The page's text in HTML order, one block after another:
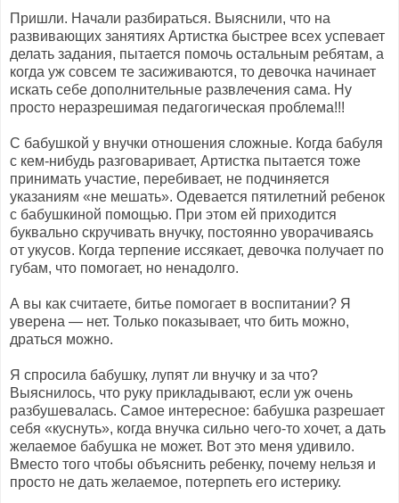
Пришли. Начали разбираться. Выяснили, что на
развивающих занятиях Артистка быстрее всех успевает
делать задания, пытается помочь остальным ребятам, а
когда уж совсем те засиживаются, то девочка начинает
искать себе дополнительные развлечения сама. Ну
просто неразрешимая педагогическая проблема!!!
С бабушкой у внучки отношения сложные. Когда бабуля
с кем-нибудь разговаривает, Артистка пытается тоже
принимать участие, перебивает, не подчиняется
указаниям «не мешать». Одевается пятилетний ребенок
с бабушкиной помощью. При этом ей приходится
буквально скручивать внучку, постоянно уворачиваясь
от укусов. Когда терпение иссякает, девочка получает по
губам, что помогает, но ненадолго.
А вы как считаете, битье помогает в воспитании? Я
уверена — нет. Только показывает, что бить можно,
драться можно.
Я спросила бабушку, лупят ли внучку и за что?
Выяснилось, что руку прикладывают, если уж очень
разбушевалась. Самое интересное: бабушка разрешает
себя «куснуть», когда внучка сильно чего-то хочет, а дать
желаемое бабушка не может. Вот это меня удивило.
Вместо того чтобы объяснить ребенку, почему нельзя и
просто не дать желаемое, потерпеть его истерику.